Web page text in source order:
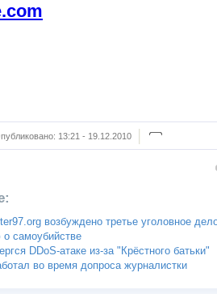
13:21 - 19.12.2010
возбуждено третье уголовное
самоубийстве
DDoS-атаке из-за "Крёстного батьки"
во время допроса журналистки